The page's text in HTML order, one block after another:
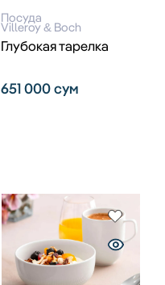
Посуда
Villeroy & Boch
Глубокая тарелка
651 000сум